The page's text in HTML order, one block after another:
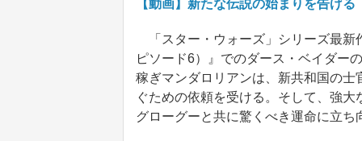
【動画】新たな伝説の始まりを告げ
「スター・ウォーズ」シリーズ最新
ピソード6）』でのダース・ベイダー
稼ぎマンダロリアンは、新共和国の
ぐための依頼を受ける。そして、強
グローグーと共に驚くべき運命に立